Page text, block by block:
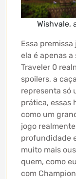
Wishvale,
Essa
ela é apenas
Traveler 0
spoilers, a
representa só
prática, essas
como um
jogo
profundidade
muito mais
quem, como
com